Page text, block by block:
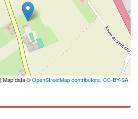
| Map data ©OpenStreetMap contributors, CC-BY-SA